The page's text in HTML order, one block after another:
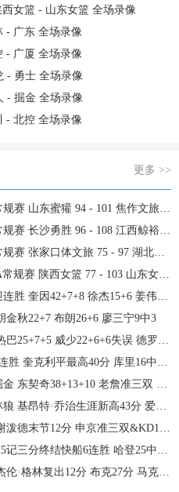
西女篮 - 山东女篮 全场录像
- 广东 全场录像
- 广厦 全场录像
- 勇士 全场录像
- 掘金 全场录像
- 北控 全场录像
更多 >>
山东蜜獾 94 - 101 焦作文旅 全场集锦
沙勇胜 96 - 108 江西鲸裕清酒 全场集锦
家口体文旅 75 - 97 湖北文旅 全场集锦
陕西女篮 77 - 103 山东女篮 全场集锦
奎因42+7+8 徐杰15+6 姜伟泽27分
金秋22+7 布朗26+6 廖三宁9中3
威少22+6+6失误 德罗赞两度引冲突
利平最高40分 库里16中6 库明加20分
38+13+10 老詹准三双 穆雷下半场2分
特·乔治生涯新高43分 爱德华兹38+8
12分 申京准三双&KD18+7 文班21中5
终结快船6连胜 哈登25中9 科林斯23分
林复出12分 布克27分 马克西25中7